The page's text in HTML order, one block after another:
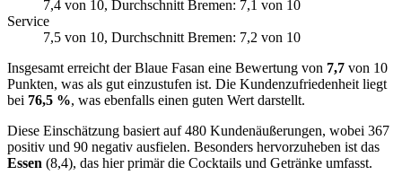
7,4 von 10, Durchschnitt Bremen: 7,1 von 10
Service
7,5 von 10, Durchschnitt Bremen: 7,2 von 10
Insgesamt erreicht der Blaue Fasan eine Bewertung von 7,7 von 10
Punkten, was als gut einzustufen ist. Die Kundenzufriedenheit liegt
bei 76,5 %, was ebenfalls einen guten Wert darstellt.
Diese Einschätzung basiert auf 480 Kundenäußerungen, wobei 367
positiv und 90 negativ ausfielen. Besonders hervorzuheben ist das
Essen (8,4), das hier primär die Cocktails und Getränke umfasst.